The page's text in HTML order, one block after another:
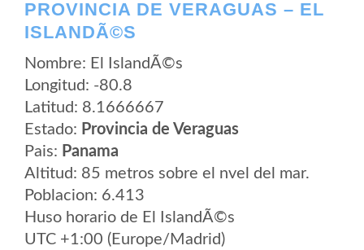
PROVINCIA DE VERAGUAS – EL
ISLANDÃ©S
Nombre: El IslandÃ©s
Longitud: -80.8
Latitud: 8.1666667
Estado: Provincia de Veraguas
Pais: Panama
Altitud: 85 metros sobre el nvel del mar.
Poblacion: 6.413
Huso horario de El IslandÃ©s
UTC +1:00 (Europe/Madrid)